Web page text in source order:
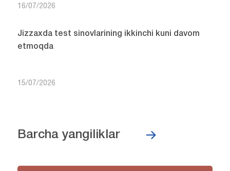
16/07/2026
Jizzaxda test sinovlarining ikkinchi kuni davom
etmoqda
15/07/2026
Barcha yangiliklar